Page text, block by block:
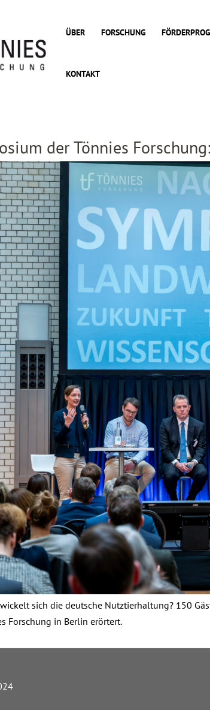
ÜBER FORSCHUNG
KONTAKT
der Tönnies
sich die deutsche Nutztierhaltung? 150
Forschung in Berlin erörtert.